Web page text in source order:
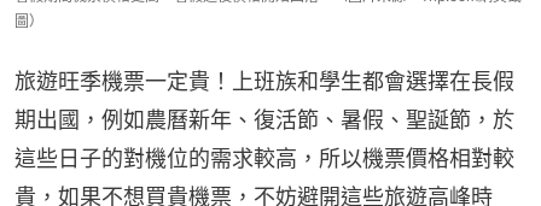
圖）
旅遊旺季機票一定貴！上班族和學生都會選擇在長假
期出國，例如農曆新年、復活節、暑假、聖誕節，於
這些日子的對機位的需求較高，所以機票價格相對較
貴，如果不想買貴機票，不妨避開這些旅遊高峰時